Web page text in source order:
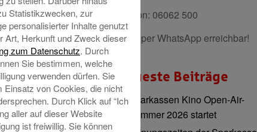
der „Hospiz-
in den zentralen
des Vereins –
Zuwendung
Umfeld.
auch und vor
Telefon: 06062 500
Auch per WhatsApp erreichbar!
Neueste Beiträge
Sparkassen Kino Open-Air-
Sommer 2026 startet
Statistikzwecken, zur
personalisierter Inhalte genutzt
Art, Herkunft und Zweck dieser
zum Datenschutz. Durch
Sie bestimmen, welche
verwenden dürfen. Sie
Einsatz von Cookies, die nicht
Durch Klick auf “Ich
aller auf dieser Website
ist freiwillig. Sie können